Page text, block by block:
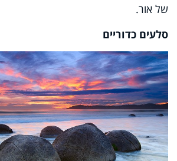
של אור.
סלעים כדוריים